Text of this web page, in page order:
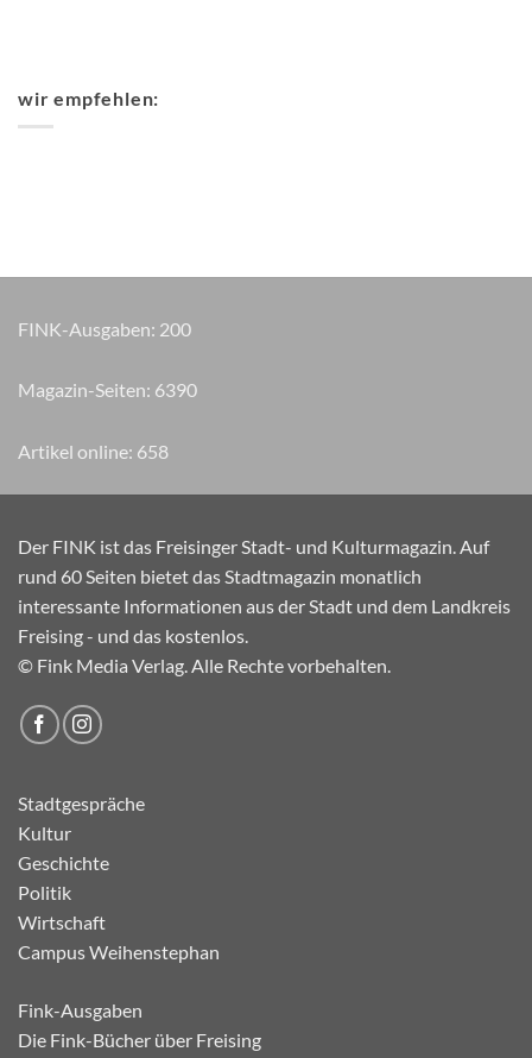
wir empfehlen:
FINK-Ausgaben: 200
Magazin-Seiten: 7460
Artikel online: 658
Der FINK ist das Freisinger Stadt- und Kulturmagazin. Auf
rund 60 Seiten bietet das Stadtmagazin monatlich
interessante Informationen aus der Stadt und dem Landkreis
Freising - und das kostenlos.
© Fink Media Verlag. Alle Rechte vorbehalten.
Stadtgespräche
Kultur
Geschichte
Politik
Wirtschaft
Campus Weihenstephan
Fink-Ausgaben
Die Fink-Bücher über Freising